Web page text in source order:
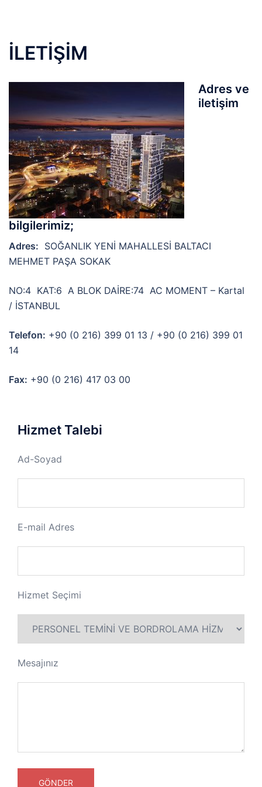
İLETİŞİM
Adres ve
iletişim
bilgilerimiz;
Adres: SOĞANLIK YENİ MAHALLESİ BALTACI
MEHMET PAŞA SOKAK
NO:4 KAT:6 A BLOK DAİRE:74 AC MOMENT – Kartal
/ İSTANBUL
Telefon: +90 (0 216) 399 01 13 / +90 (0 216) 399 01
14
Fax: +90 (0 216) 417 03 00
Hizmet Talebi
Ad-Soyad
E-mail Adres
Hizmet Seçimi
Mesajınız